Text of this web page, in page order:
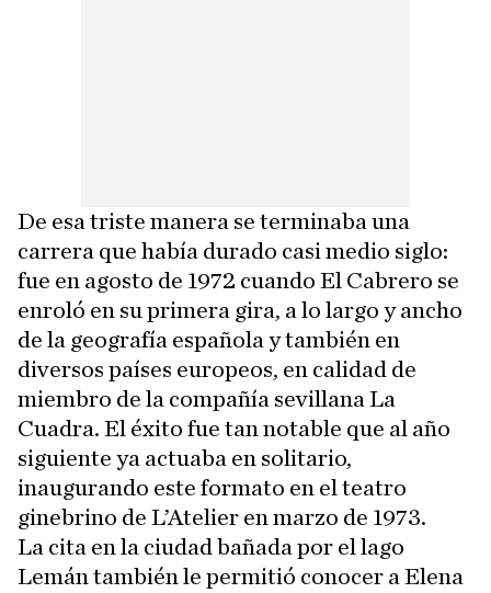
De esa triste manera se terminaba una
carrera que había durado casi medio siglo:
fue en agosto de 1972 cuando El Cabrero se
enroló en su primera gira, a lo largo y ancho
de la geografía española y también en
diversos países europeos, en calidad de
miembro de la compañía sevillana La
Cuadra. El éxito fue tan notable que al año
siguiente ya actuaba en solitario,
inaugurando este formato en el teatro
ginebrino de L’Atelier en marzo de 1973.
La cita en la ciudad bañada por el lago
Lemán también le permitió conocer a Elena